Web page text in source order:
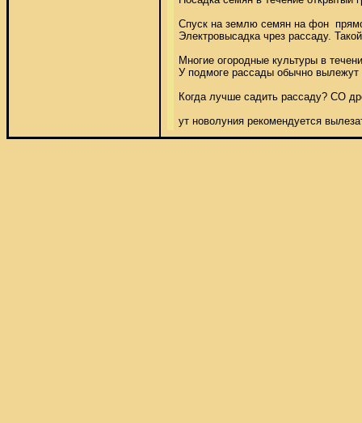
Спуск на землю семян на фон
Электровысадка чрез рассаду.
Многие огородные культуры в
У подмоге рассады обычно вылежут
Когда лучше садить рассаду? СО